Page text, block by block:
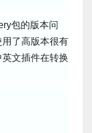
包的版本问
了高版本很有
文插件在转换